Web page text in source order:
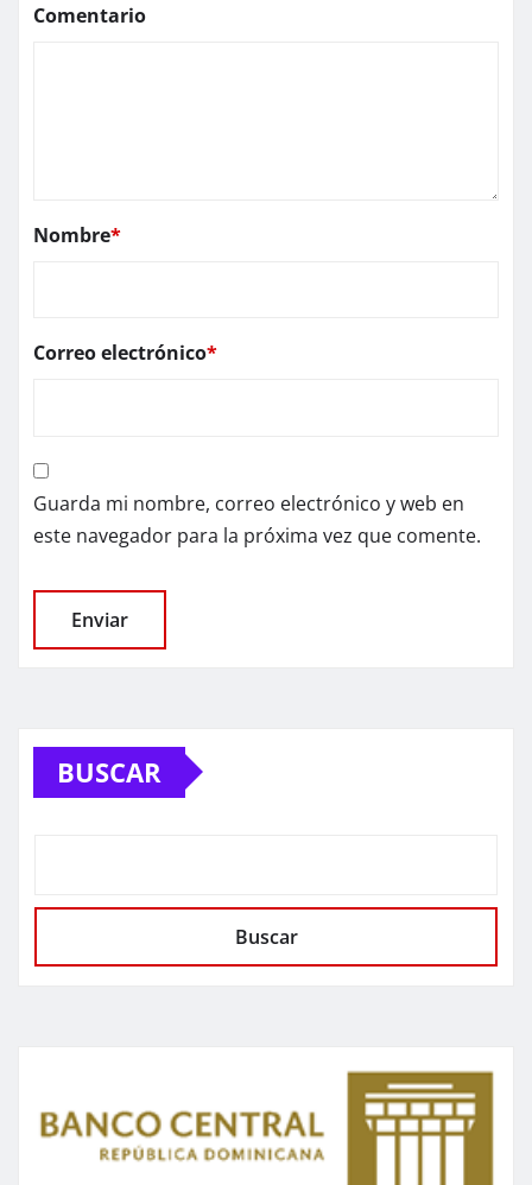
Comentario
Nombre*
Correo electrónico*
Guarda mi nombre, correo electrónico y web en
este navegador para la próxima vez que comente.
BUSCAR
Buscar